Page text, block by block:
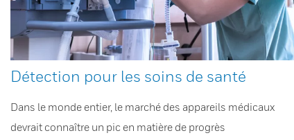
Détection pour les soins de santé
Dans le monde entier, le marché des appareils médicaux
devrait connaître un pic en matière de progrès